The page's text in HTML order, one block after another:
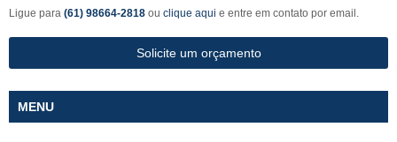
Ligue para (61) 98664-2818 ou clique aqui e entre em contato por email.
Solicite um orçamento
MENU